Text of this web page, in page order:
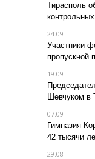
Тирасполь
24.09
Участники
пропускной
19.09
Шевчуком в
07.09
Гимназия
42 тысячи
29.08